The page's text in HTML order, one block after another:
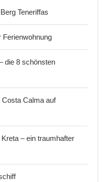
Teneriffas
Ferienwohnung
die 8 schönsten
Costa Calma auf
– ein traumhafter